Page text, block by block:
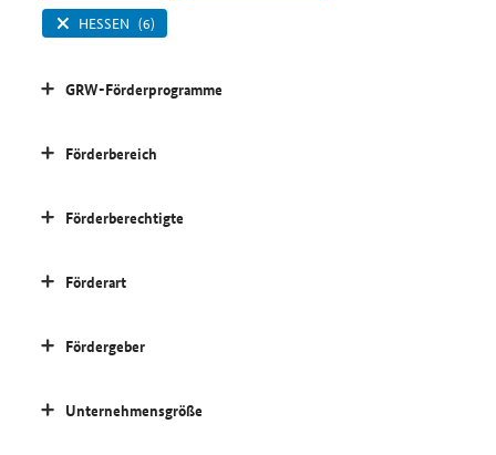
HESSEN (6)
GRW-Förderprogramme
Förderbereich
Förderberechtigte
Förderart
Fördergeber
Unternehmensgröße